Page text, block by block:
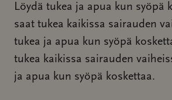
Löydä tukea ja apua kun syöpä
saat tukea kaikissa sairauden
tukea ja apua kun syöpä
tukea kaikissa sairauden
ja apua kun syöpä koskettaa.